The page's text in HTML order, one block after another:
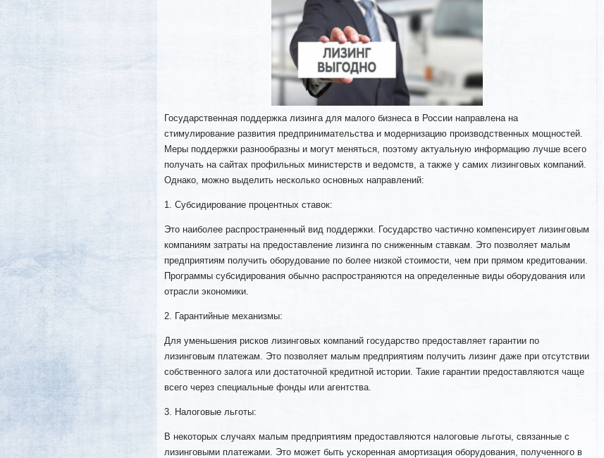
Государственная поддержка лизинга для малого бизнеса в России направлена на
стимулирование развития предпринимательства и модернизацию производственных мощностей.
Меры поддержки разнообразны и могут меняться, поэтому актуальную информацию лучше всего
получать на сайтах профильных министерств и ведомств, а также у самих лизинговых компаний.
Однако, можно выделить несколько основных направлений:
1. Субсидирование процентных ставок:
Это наиболее распространенный вид поддержки. Государство частично компенсирует лизинговым
компаниям затраты на предоставление лизинга по сниженным ставкам. Это позволяет малым
предприятиям получить оборудование по более низкой стоимости, чем при прямом кредитовании.
Программы субсидирования обычно распространяются на определенные виды оборудования или
отрасли экономики.
2. Гарантийные механизмы:
Для уменьшения рисков лизинговых компаний государство предоставляет гарантии по
лизинговым платежам. Это позволяет малым предприятиям получить лизинг даже при отсутствии
собственного залога или достаточной кредитной истории. Такие гарантии предоставляются чаще
всего через специальные фонды или агентства.
3. Налоговые льготы:
В некоторых случаях малым предприятиям предоставляются налоговые льготы, связанные с
лизинговыми платежами. Это может быть ускоренная амортизация оборудования, полученного в